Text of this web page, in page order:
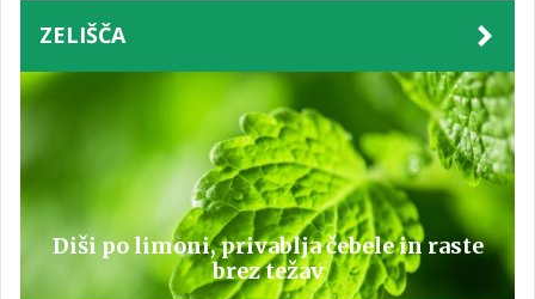
ZELIŠČA
Diši po limoni, privablja čebele in raste
brez težav